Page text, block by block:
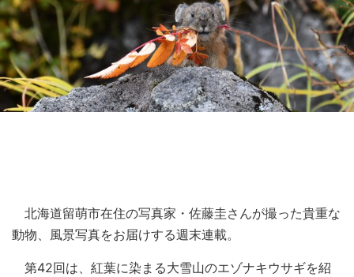
北海道留萌市在住の写真家・佐藤圭さんが撮った貴重な
動物、風景写真をお届けする週末連載。
第42回は、紅葉に染まる大雪山のエゾナキウサギを紹